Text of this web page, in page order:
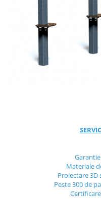
Jocuri cu nisip
Echipamente de catarat
Trasee echilibristica
Echipamente tematice
Echipamente persoane cu
Materiale
Proiectare
Peste 300 de